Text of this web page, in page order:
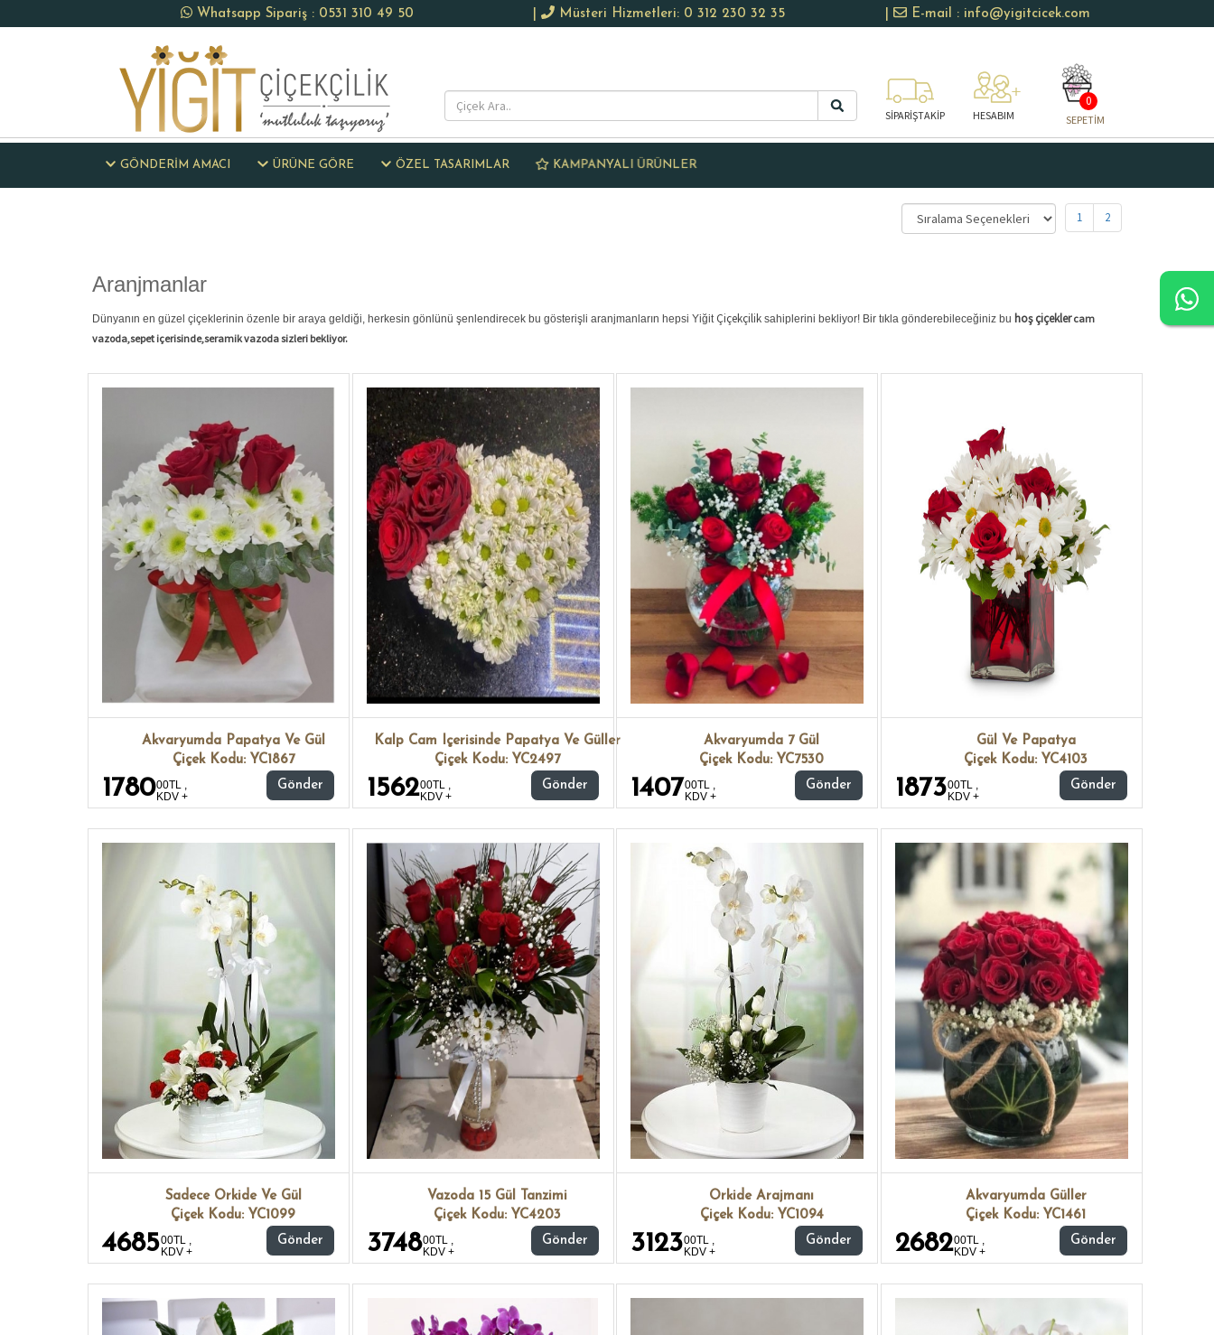
E-mail : info@yigitcicek.com
Müsteri Hizmetleri: 0 312 230 32 35
Whatsapp Sipariş : 0531 310 49 50
SİPARİŞTAKİP HESABIM
0
SEPETİM
GÖNDERİM AMACI ÜRÜNE GÖRE ÖZEL TASARIMLAR KAMPANYALI ÜRÜNLER
1 2
Aranjmanlar
Dünyanın en güzel çiçeklerinin özenle bir araya geldiği, herkesin gönlünü şenlendirecek bu gösterişli aranjmanların hepsi YiğitÇiçekçilik sahiplerini bekliyor! Bir tıkla gönderebileceğiniz bu hoş çiçeklercam
vazoda,sepet içerisinde,seramik vazoda sizleri bekliyor.
Akvaryumda Papatya Ve Gül
Çiçek Kodu: YC1867
178000TL ,
KDV +
Gönder
Kalp Cam Içerisinde Papatya Ve Güller
Çiçek Kodu: YC2497
156200TL ,
KDV +
Gönder
Akvaryumda 7 Gül
Çiçek Kodu: YC7530
140700TL ,
KDV +
Gönder
Gül Ve Papatya
Çiçek Kodu: YC4103
187300TL ,
KDV +
Gönder
Sadece Orkide Ve Gül
Çiçek Kodu: YC1099
468500TL ,
KDV +
Gönder
Vazoda 15 Gül Tanzimi
Çiçek Kodu: YC4203
374800TL ,
KDV +
Gönder
Orkide Arajmanı
Çiçek Kodu: YC1094
312300TL ,
KDV +
Gönder
Akvaryumda Güller
Çiçek Kodu: YC1461
268200TL ,
KDV +
Gönder